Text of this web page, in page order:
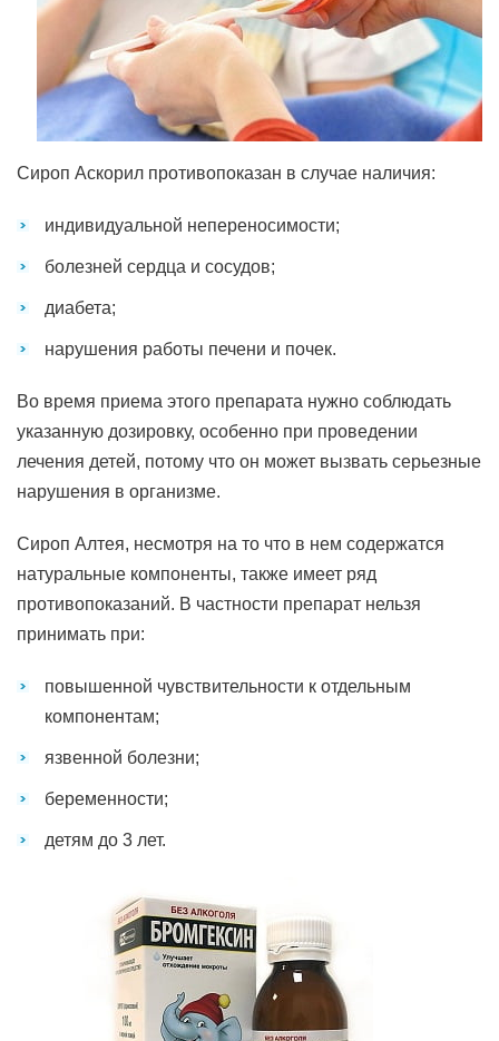
Сироп Аскорил противопоказан в случае наличия:
индивидуальной непереносимости;
болезней сердца и сосудов;
диабета;
нарушения работы печени и почек.
Во время приема этого препарата нужно соблюдать
указанную дозировку, особенно при проведении
лечения детей, потому что он может вызвать серьезные
нарушения в организме.
Сироп Алтея, несмотря на то что в нем содержатся
натуральные компоненты, также имеет ряд
противопоказаний. В частности препарат нельзя
принимать при:
повышенной чувствительности к отдельным
компонентам;
язвенной болезни;
беременности;
детям до 3 лет.